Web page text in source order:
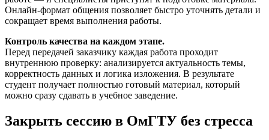
Онлайн-формат общения позволяет быстро уточнять детали и
сокращает время выполнения работы.
Контроль качества на каждом этапе.
Перед передачей заказчику каждая работа проходит
внутреннюю проверку: анализируется актуальность темы,
корректность данных и логика изложения. В результате
студент получает полностью готовый материал, который
можно сразу сдавать в учебное заведение.
Закрыть сессию в ОмГТУ без стресса